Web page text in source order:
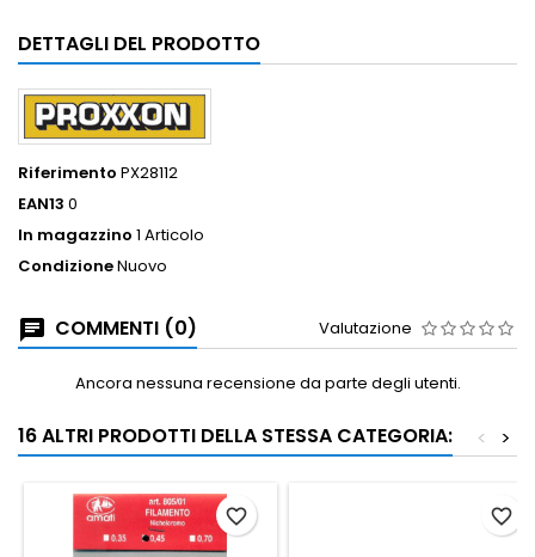
DETTAGLI DEL PRODOTTO
Riferimento PX28112
EAN13 0
In magazzino 1 Articolo
CondizioneNuovo
COMMENTI (0) Valutazione
Ancora nessuna recensione da parte degli utenti.
16 ALTRI PRODOTTI DELLA STESSA CATEGORIA: >
<
favorite_border favorite_border